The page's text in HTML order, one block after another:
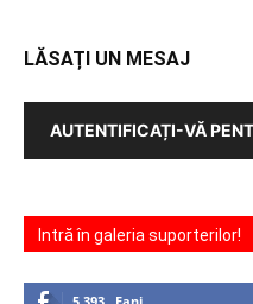
LĂSAȚI UN MESAJ
AUTENTIFICAȚI-VĂ
Intră în galeria suporterilor!